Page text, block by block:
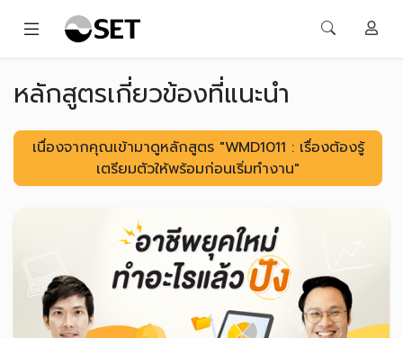
หลักสูตรเกี่ยวข้องที่แนะนำ
เนื่องจากคุณเข้ามาดูหลักสูตร "WMD1011 : เรื่องต้องรู้
เตรียมตัวให้พร้อมก่อนเริ่มทำงาน"